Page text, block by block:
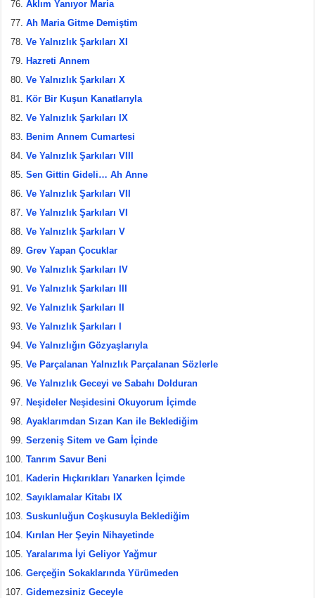
Aklım Yanıyor Maria
Ah Maria Gitme Demiştim
Ve Yalnızlık Şarkıları XI
Hazreti Annem
Ve Yalnızlık Şarkıları X
Kör Bir Kuşun Kanatlarıyla
Ve Yalnızlık Şarkıları IX
Benim Annem Cumartesi
Ve Yalnızlık Şarkıları VIII
Sen Gittin Gideli… Ah Anne
Ve Yalnızlık Şarkıları VII
Ve Yalnızlık Şarkıları VI
Ve Yalnızlık Şarkıları V
Grev Yapan Çocuklar
Ve Yalnızlık Şarkıları IV
Ve Yalnızlık Şarkıları III
Ve Yalnızlık Şarkıları II
Ve Yalnızlık Şarkıları I
Ve Yalnızlığın Gözyaşlarıyla
Ve Parçalanan Yalnızlık Parçalanan Sözlerle
Ve Yalnızlık Geceyi ve Sabahı Dolduran
Neşideler Neşidesini Okuyorum İçimde
Ayaklarımdan Sızan Kan ile Beklediğim
Serzeniş Sitem ve Gam İçinde
Tanrım Savur Beni
Kaderin Hıçkırıkları Yanarken İçimde
Sayıklamalar Kitabı IX
Suskunluğun Coşkusuyla Beklediğim
Kırılan Her Şeyin Nihayetinde
Yaralarıma İyi Geliyor Yağmur
Gerçeğin Sokaklarında Yürümeden
Gidemezsiniz Geceyle